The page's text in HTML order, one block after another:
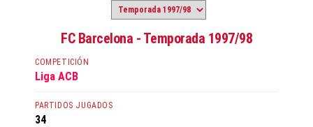
FC Barcelona - Temporada 1997/98
COMPETICIÓN
Liga ACB
PARTIDOS JUGADOS
34